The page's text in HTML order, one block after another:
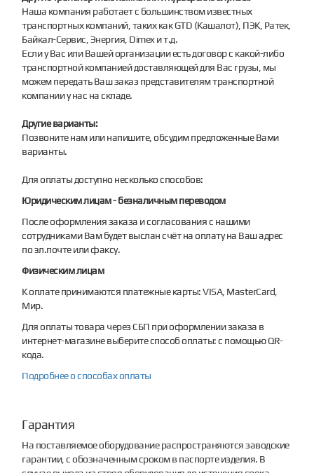
Наша компания работает с большинством известных
транспортных компаний, таких как GTD (Кашалот), ПЭК, Ратек,
Байкал-Сервис, Энергия, Dimex и т.д.
Если у Вас или Вашей организации есть договор с какой-либо
транспортной компанией доставляющей для Вас грузы, мы
можем передать Ваш заказ представителям транспортной
компании у нас на складе.
Другие варианты:
Позвоните нам или напишите, обсудим предложенные Вами
варианты.
Для оплаты доступно несколько способов:
Юридическим лицам - безналичным переводом
После оформления заказа и согласования с нашими
сотрудниками Вам будет выслан счёт на оплату на Ваш адрес
по эл.почте или факсу.
Физическим лицам
К оплате принимаются платежные карты: VISA, MasterCard,
Мир.
Для оплаты товара через СБП при оформлении заказа в
интернет-магазине выберите способ оплаты: с помощью QR-
кода.
Подробнее о способах оплаты
Гарантия
На поставляемое оборудование распространяются заводские
гарантии, с обозначенным сроком в паспорте изделия. В